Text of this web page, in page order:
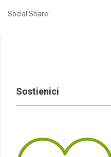
Social Share:
Sostienici